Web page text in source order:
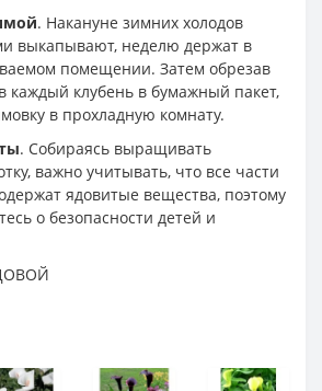
. Накануне зимних холодов
выкапывают, неделю держат в
помещении. Затем обрезав
каждый клубень в бумажный пакет,
в прохладную комнату.
. Собираясь выращивать
важно учитывать, что все части
ядовитые вещества, поэтому
о безопасности детей и